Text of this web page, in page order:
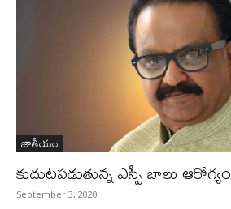
జాతీయం
కుదుటపడుతున్న ఎస్పీ బాలు ఆరోగ్యం
September 3, 2020